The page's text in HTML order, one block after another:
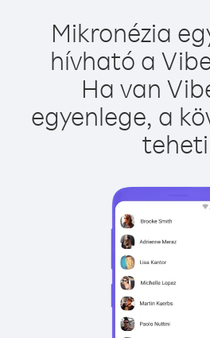
Mikronézia
hívható a
Ha van
egyenlege, a